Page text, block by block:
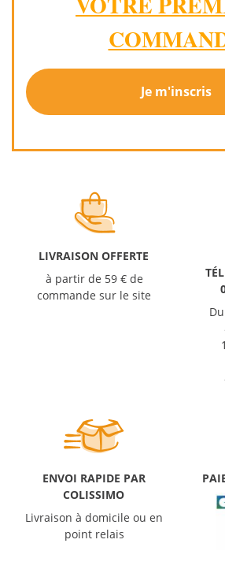
Je m'inscris
LIVRAISON OFFERTE
à partir de 59 € de
commande sur le site
ENVOI RAPIDE PAR
COLISSIMO
Livraison à domicile ou en
point relais